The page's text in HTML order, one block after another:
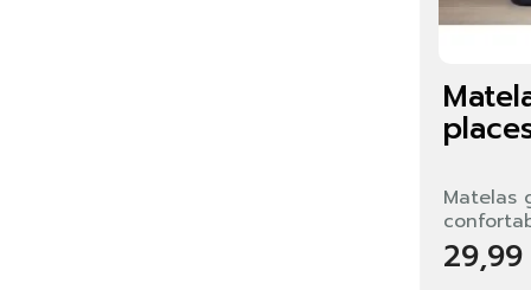
Matelas